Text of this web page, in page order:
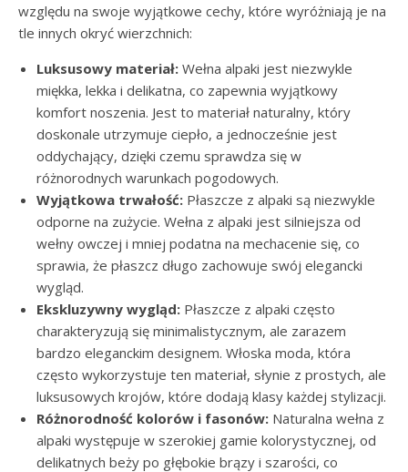
względu na swoje wyjątkowe cechy, które wyróżniają je na
tle innych okryć wierzchnich:
Luksusowy materiał: Wełna alpaki jest niezwykle
miękka, lekka i delikatna, co zapewnia wyjątkowy
komfort noszenia. Jest to materiał naturalny, który
doskonale utrzymuje ciepło, a jednocześnie jest
oddychający, dzięki czemu sprawdza się w
różnorodnych warunkach pogodowych.
Wyjątkowa trwałość: Płaszcze z alpaki są niezwykle
odporne na zużycie. Wełna z alpaki jest silniejsza od
wełny owczej i mniej podatna na mechacenie się, co
sprawia, że płaszcz długo zachowuje swój elegancki
wygląd.
Ekskluzywny wygląd: Płaszcze z alpaki często
charakteryzują się minimalistycznym, ale zarazem
bardzo eleganckim designem. Włoska moda, która
często wykorzystuje ten materiał, słynie z prostych, ale
luksusowych krojów, które dodają klasy każdej stylizacji.
Różnorodność kolorów i fasonów: Naturalna wełna z
alpaki występuje w szerokiej gamie kolorystycznej, od
delikatnych beży po głębokie brązy i szarości, co